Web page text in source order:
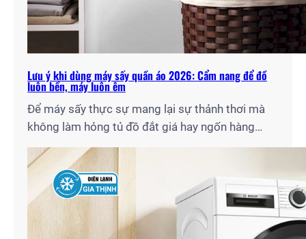
Lưu ý khi dùng máy sấy quần áo 2026: Cẩm nang để đồ
luôn bền, máy luôn êm
Để máy sấy thực sự mang lại sự thảnh thơi mà
không làm hỏng tủ đồ đắt giá hay ngốn hàng
triệu đồng tiền điện mỗi tháng, bạn cần nắm rõ
những quy tắc vận hành chuẩn chuyên gia. Với tư
cách là đội ngũ kỹ thuật lâu năm tại Điện Lạnh
Gia Thịnh, tôi…